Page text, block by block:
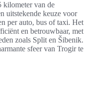
kilometer van de
uitstekende keuze voor
per auto, bus of taxi. Het
en betrouwbaar, met
zoals Split en Šibenik.
sfeer van Trogir te